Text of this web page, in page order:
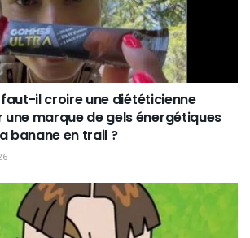
faut-il croire une diététicienne
marque de gels énergétiques
banane en trail ?